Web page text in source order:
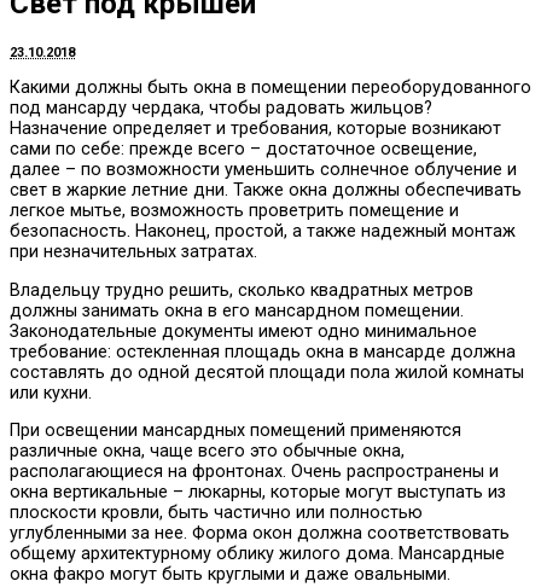
23.10.2018
Какими должны быть окна в помещении переоборудованного
под мансарду чердака, чтобы радовать жильцов?
Назначение определяет и требования, которые возникают
сами по себе: прежде всего – достаточное освещение,
далее – по возможности уменьшить солнечное облучение и
свет в жаркие летние дни. Также окна должны обеспечивать
легкое мытье, возможность проветрить помещение и
безопасность. Наконец, простой, а также надежный монтаж
при незначительных затратах.
Владельцу трудно решить, сколько квадратных метров
должны занимать окна в его мансардном помещении.
Законодательные документы имеют одно минимальное
требование: остекленная площадь окна в мансарде должна
составлять до одной десятой площади пола жилой комнаты
или кухни.
При освещении мансардных помещений применяются
различные окна, чаще всего это обычные окна,
располагающиеся на фронтонах. Очень распространены и
окна вертикальные – люкарны, которые могут выступать из
плоскости кровли, быть частично или полностью
углубленными за нее. Форма окон должна соответствовать
общему архитектурному облику жилого дома. Мансардные
окна факро могут быть круглыми и даже овальными.